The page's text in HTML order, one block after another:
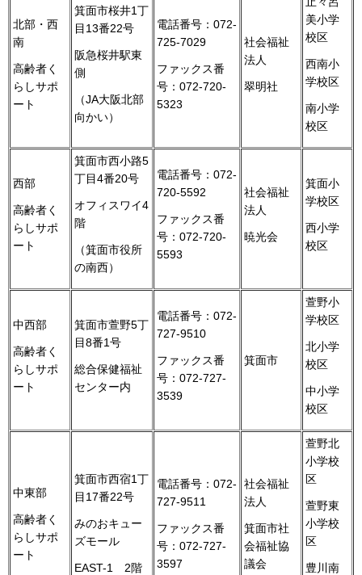
北部・西
南
高齢者く
らしサポ
ート
箕面市桜井1丁
目13番22号
阪急桜井駅東
側
（JA大阪北部
向かい）
電話番号：072-
725-7029
ファックス番
号：072-720-
5323
社会福祉
法人
翠明社
美小学
校区
西南小
学校区
南小学
校区
西部
高齢者く
らしサポ
ート
箕面市西小路5
丁目4番20号
オフィスワイ4
階
（箕面市役所
の南西）
電話番号：072-
720-5592
ファックス番
号：072-720-
5593
社会福祉
法人
暁光会
箕面小
学校区
西小学
校区
中西部
高齢者く
らしサポ
ート
箕面市萱野5丁
目8番1号
総合保健福祉
センター内
電話番号：072-
727-9510
ファックス番
号：072-727-
3539
箕面市
萱野小
学校区
北小学
校区
中小学
校区
中東部
高齢者く
らしサポ
ート
箕面市西宿1丁
目17番22号
みのおキュー
ズモール
EAST-1 2階
電話番号：072-
727-9511
ファックス番
号：072-727-
3597
社会福祉
法人
箕面市社
会福祉協
議会
萱野北
小学校
区
萱野東
小学校
区
豊川南